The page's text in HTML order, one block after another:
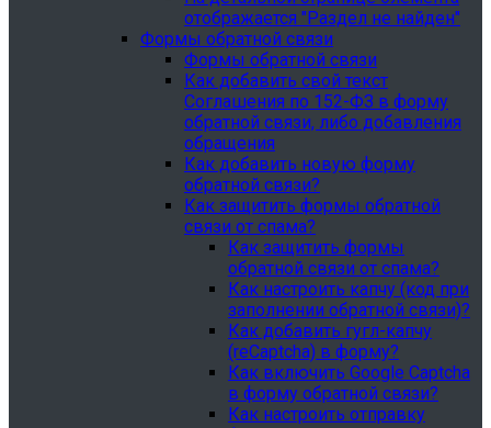
отображается "Раздел не найден"
Формы обратной связи
Формы обратной связи
Как добавить свой текст
Соглашения по 152-ФЗ в форму
обратной связи, либо добавления
обращения
Как добавить новую форму
обратной связи?
Как защитить формы обратной
связи от спама?
Как защитить формы
обратной связи от спама?
Как настроить капчу (код при
заполнении обратной связи)?
Как добавить гугл-капчу
(reCaptcha) в форму?
Как включить Google Captcha
в форму обратной связи?
Как настроить отправку